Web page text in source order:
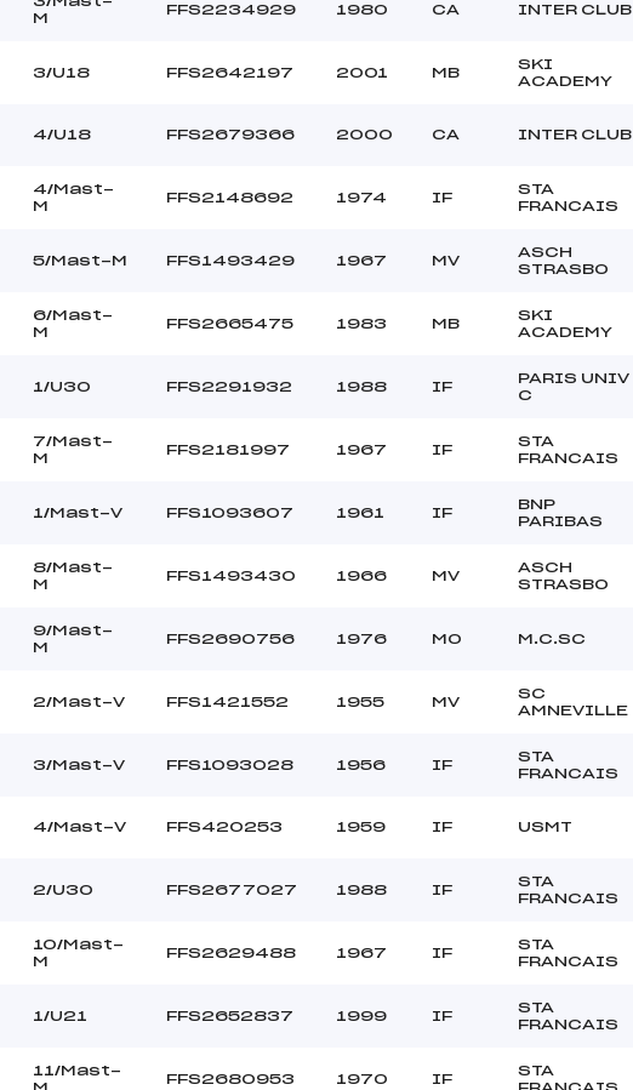
–
Température départ :
100.9300
M
FFS2234929 1980 CA INTER CLUB
3/U18 FFS2642197 2001 MB
SKI
ACADEMY
4/U18 FFS2679366 2000 CA INTER CLUB
4/Mast-
M
FFS2148692 1974 IF
STA
FRANCAIS
5/Mast-M FFS1493429 1967 MV
ASCH
STRASBO
6/Mast-
M
FFS2665475 1983 MB
SKI
ACADEMY
1/U30 FFS2291932 1988 IF
PARIS UNIV
C
7/Mast-
M
FFS2181997 1967 IF
STA
FRANCAIS
1/Mast-V FFS1093607 1961 IF
BNP
PARIBAS
8/Mast-
M
FFS1493430 1966 MV
ASCH
STRASBO
9/Mast-
M
FFS2690756 1976 MO M.C.SC
2/Mast-V FFS1421552 1955 MV
SC
AMNEVILLE
3/Mast-V FFS1093028 1956 IF
STA
FRANCAIS
4/Mast-V FFS420253 1959 IF USMT
2/U30 FFS2677027 1988 IF
STA
FRANCAIS
10/Mast-
M
FFS2629488 1967 IF
STA
FRANCAIS
1/U21 FFS2652837 1999 IF
STA
FRANCAIS
11/Mast-
FFS2680953 1970 IF
STA